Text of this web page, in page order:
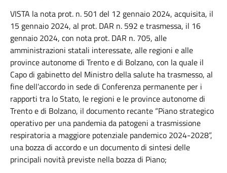
VISTA la nota prot. n. 501 del 12 gennaio 2024, acquisita, il
15 gennaio 2024, al prot. DAR n. 592 e trasmessa, il 16
gennaio 2024, con nota prot. DAR n. 705, alle
amministrazioni statali interessate, alle regioni e alle
province autonome di Trento e di Bolzano, con la quale il
Capo di gabinetto del Ministro della salute ha trasmesso, al
fine dell’accordo in sede di Conferenza permanente per i
rapporti tra lo Stato, le regioni e le province autonome di
Trento e di Bolzano, il documento recante “Piano strategico
operativo per una pandemia da patogeni a trasmissione
respiratoria a maggiore potenziale pandemico 2024-2028”,
una bozza di accordo e un documento di sintesi delle
principali novità previste nella bozza di Piano;